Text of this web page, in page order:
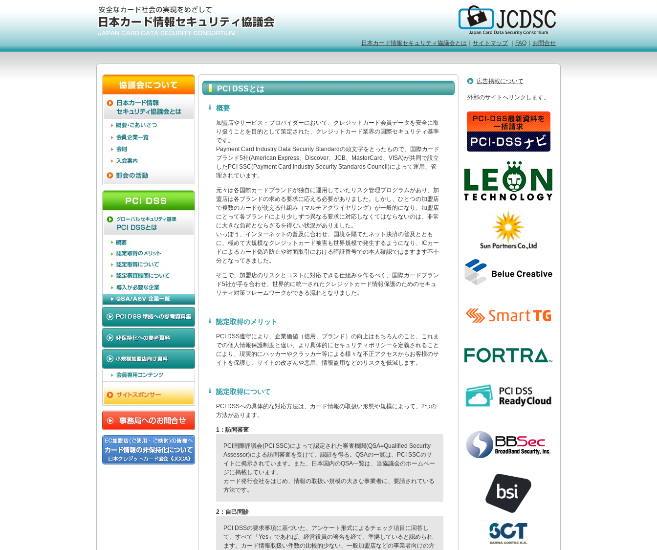
日本カード情報セキュリティ協議会とは サイトマップ｜ FAQ お問合せ
PCI DSSとは
概要
加盟店やサービス・プロバイダーにおいて、クレジットカード会員データを安全に取
り扱うことを目的として策定された、クレジットカード業界の国際セキュリティ基準
です。
Payment Card Industry Data Security Standardの頭文字をとったもので、国際カード
ブランド5社(American Express、Discover、JCB、MasterCard、VISA)が共同で設立
したPCI SSC(Payment Card Industry Security Standards Council)によって運用、管
理されています。
元々は各国際カードブランドが独自に運用していたリスク管理プログラムがあり、加
盟店は各ブランドの求める要求に応える必要がありました。しかし、ひとつの加盟店
で複数のカードが使える仕組み（マルチアクワイヤリング）が一般的になり、加盟店
にとって各ブランドにより少しずつ異なる要求に対応しなくてはならないのは、非常
に大きな負荷とならざるを得ない状況がありました。
いっぽう、インターネットの普及に合わせ、国境を隔てたネット決済の普及ととも
に、極めて大規模なクレジットカード被害も世界規模で発生するようになり、ICカー
ドによるカード偽造防止や対面取引における暗証番号での本人確認ではますます不十
分となってきました。
そこで、加盟店のリスクとコストに対応できる仕組みを作るべく、国際カードブラン
ド5社が手を合わせ、世界的に統一されたクレジットカード情報保護のためのセキュ
リティ対策フレームワークができる流れとなりました。
認定取得のメリット
PCI DSS遵守により、企業価値（信用、ブランド）の向上はもちろんのこと、これま
での個人情報保護制度と違い、より具体的にセキュリティポリシーを定義されること
により、現実的にハッカーやクラッカー等による様々な不正アクセスからお客様のサ
イトを保護し、サイトの改ざんや悪用、情報盗用などのリスクを低減します。
認定取得について
PCI DSSへの具体的な対応方法は、カード情報の取扱い形態や規模によって、2つの
方法があります。
1：訪問審査
PCI国際評議会(PCI SSC)によって認定された審査機関(QSA=Qualified Security
Assessor)による訪問審査を受けて、認証を得る。QSAの一覧は、PCI SSCのサ
イトに掲示されています。また、日本国内のQSA一覧は、当協議会のホームペー
ジに掲載しています。
カード発行会社をはじめ、情報の取扱い規模の大きな事業者に、要請されている
方法です。
2：自己問診
PCI DSSの要求事項に基づいた、アンケート形式によるチェック項目に回答し
て、すべて「Yes」であれば、経営役員の署名を経て、準拠していると認められ
ます。カード情報取扱い件数の比較的少ない、一般加盟店などの事業者向けの方
広告掲載について
外部のサイトへリンクします。